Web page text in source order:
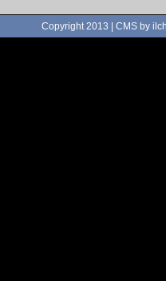
Copyright 2013 | CMS by